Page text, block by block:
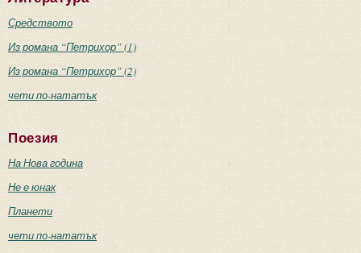
Средството
Из романа “Петрихор” (1)
Из романа “Петрихор” (2)
чети по-нататък
Поезия
На Нова година
Не е юнак
Планети
чети по-нататък